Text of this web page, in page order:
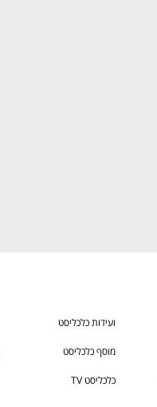
ועידות כלכליסט
מוסף כלכליסט
כלכליסט TV